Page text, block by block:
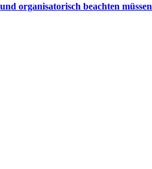
organisatorisch beachten müssen